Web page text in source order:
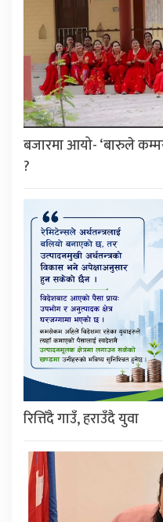
बजारमा आयो- ‘बारुले
?
रित्तिँदै गाउँ, हराउँदै युवा